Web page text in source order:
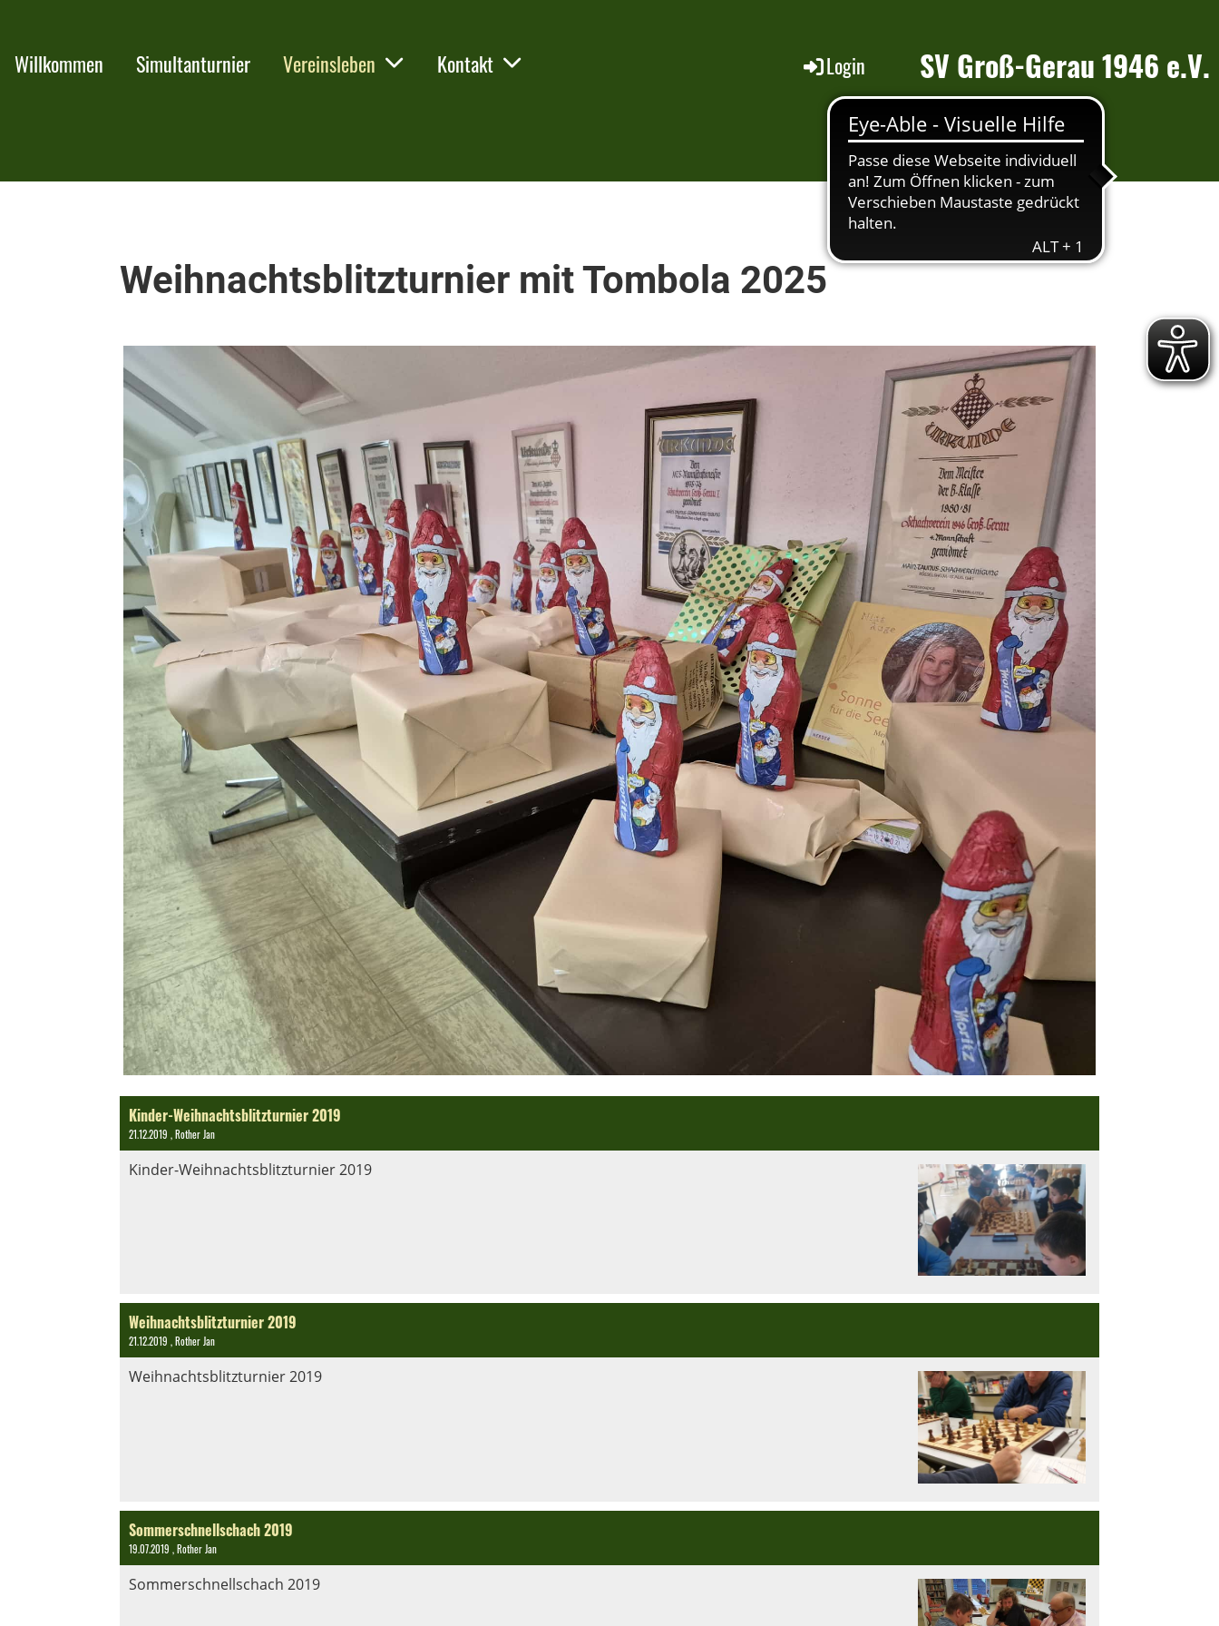
Willkommen Simultanturnier Vereinsleben Kontakt Login SV Groß-Gerau 1946 e.V.
Weihnachtsblitzturnier mit Tombola 2025
Kinder-Weihnachtsblitzturnier 2019
21.12.2019 , Rother Jan
Kinder-Weihnachtsblitzturnier 2019
Weihnachtsblitzturnier 2019
21.12.2019 , Rother Jan
Weihnachtsblitzturnier 2019
Sommerschnellschach 2019
19.07.2019 , Rother Jan
Sommerschnellschach 2019